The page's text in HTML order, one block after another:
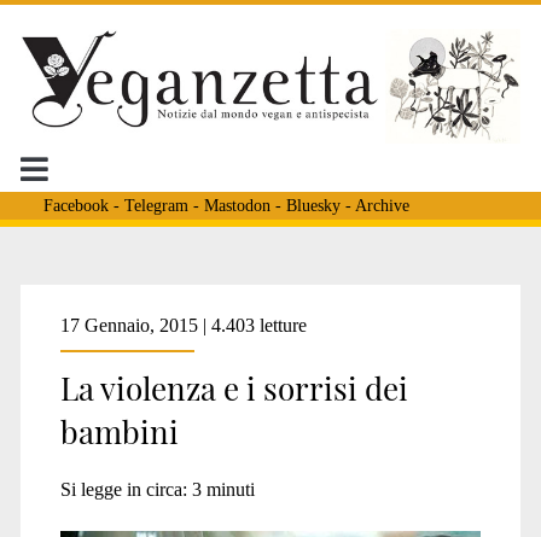
Facebook- Telegram - Mastodon - Bluesky- Archive
Tag:
<span>educazione
alla
17 Gennaio, 2015 | 4.403 letture
La violenza e i sorrisi dei
bambini
Si legge in circa: 3 minuti